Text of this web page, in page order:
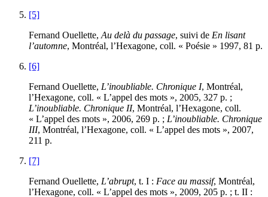
[5]
Fernand Ouellette, Au delà du passage, suivi de En lisant
l’automne, Montréal, l’Hexagone, coll. « Poésie » 1997, 81 p.
[6]
Fernand Ouellette, L’inoubliable. Chronique I, Montréal,
l’Hexagone, coll. « L’appel des mots », 2005, 327 p. ;
L’inoubliable. Chronique II, Montréal, l’Hexagone, coll.
« L’appel des mots », 2006, 269 p. ; L’inoubliable. Chronique
III, Montréal, l’Hexagone, coll. « L’appel des mots », 2007,
211 p.
[7]
Fernand Ouellette, L’abrupt, t. I : Face au massif, Montréal,
l’Hexagone, coll. « L’appel des mots », 2009, 205 p. ; t. II :